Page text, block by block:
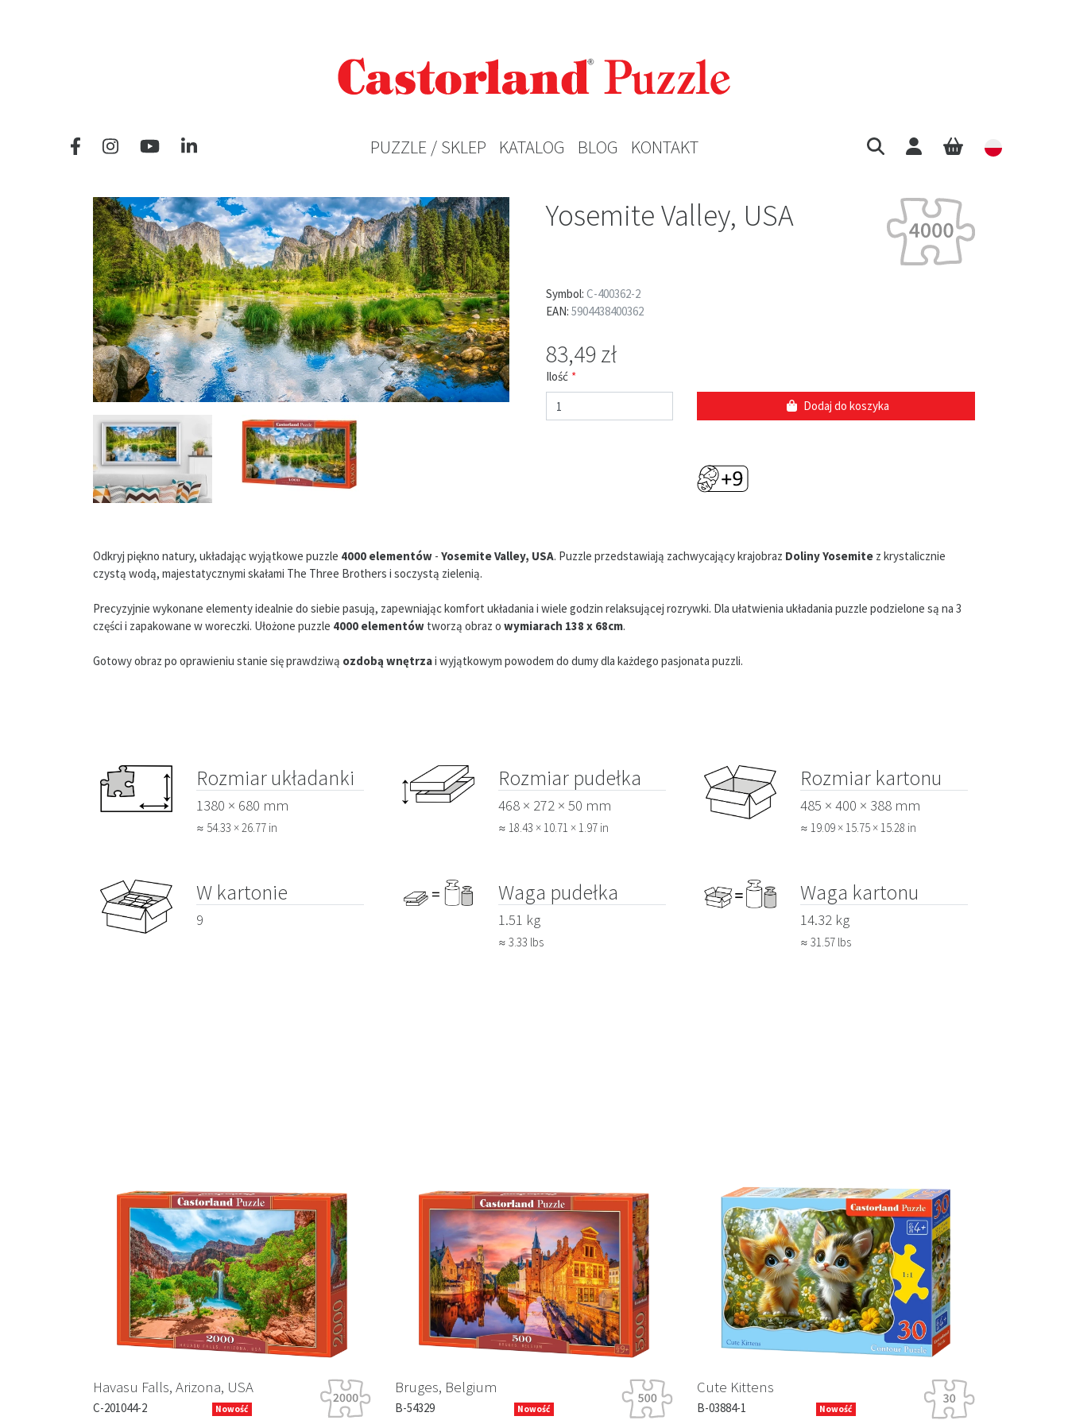
PUZZLE / SKLEP KATALOG BLOG KONTAKT
Yosemite Valley, USA
Symbol: C-400362-2
EAN: 5904438400362
83,49 zł
Ilość
Dodaj do koszyka
Odkryj piękno natury, układając wyjątkowe puzzle 4000 elementów - Yosemite Valley, USA. Puzzle przedstawiają zachwycający krajobraz Doliny Yosemite z krystalicznie
czystą wodą, majestatycznymi skałami The Three Brothers i soczystą zielenią.
Precyzyjnie wykonane elementy idealnie do siebie pasują, zapewniając komfort układania i wiele godzin relaksującej rozrywki. Dla ułatwienia układania puzzle podzielone są na 3
części i zapakowane w woreczki. Ułożone puzzle 4000 elementów tworzą obraz o wymiarach 138 x 68cm.
Gotowy obraz po oprawieniu stanie się prawdziwą ozdobą wnętrzai wyjątkowym powodem do dumy dla każdego pasjonata puzzli.
Rozmiar układanki
1380 × 680 mm
≈ 54.33 × 26.77 in
Rozmiar pudełka
468 × 272 × 50 mm
≈ 18.43 × 10.71 × 1.97 in
Rozmiar kartonu
485 × 400 × 388 mm
≈ 19.09 × 15.75 × 15.28 in
W kartonie
9
Waga pudełka
1.51 kg
≈ 3.33 lbs
Waga kartonu
14.32 kg
≈ 31.57 lbs
Havasu Falls, Arizona, USA
C-201044-2 Nowość
Bruges, Belgium
B-54329 Nowość
Cute Kittens
B-03884-1 Nowość
Previous